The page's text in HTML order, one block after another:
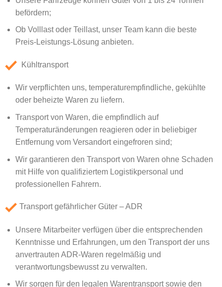
befördern;
Ob Volllast oder Teillast, unser Team kann die beste
Preis-Leistungs-Lösung anbieten.
Kühltransport
Wir verpflichten uns, temperaturempfindliche, gekühlte
oder beheizte Waren zu liefern.
Transport von Waren, die empfindlich auf
Temperaturänderungen reagieren oder in beliebiger
Entfernung vom Versandort eingefroren sind;
Wir garantieren den Transport von Waren ohne Schaden
mit Hilfe von qualifiziertem Logistikpersonal und
professionellen Fahrern.
Transport gefährlicher Güter – ADR
Unsere Mitarbeiter verfügen über die entsprechenden
Kenntnisse und Erfahrungen, um den Transport der uns
anvertrauten ADR-Waren regelmäßig und
verantwortungsbewusst zu verwalten.
Wir sorgen für den legalen Warentransport sowie den